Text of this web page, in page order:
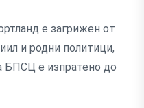
е загрижен от
и родни политици,
БПСЦ е изпратено до